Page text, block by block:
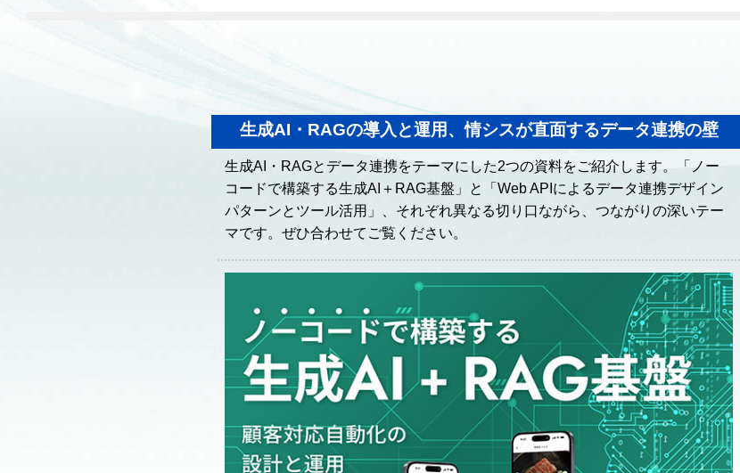
生成AI・RAGの導入と運用、情シスが直面するデータ連携の壁
生成AI・RAGとデータ連携をテーマにした2つの資料をご紹介します。「ノー
コードで構築する生成AI＋RAG基盤」と「Web APIによるデータ連携デザイン
パターンとツール活用」、それぞれ異なる切り口ながら、つながりの深いテー
マです。ぜひ合わせてご覧ください。